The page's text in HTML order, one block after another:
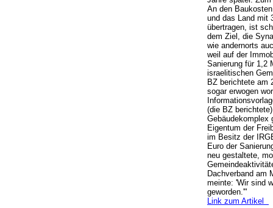
An den
und das Land mit
übertragen, ist
dem Ziel, die
wie andernorts
weil auf der
Sanierung für 1,2
israelitischen
BZ berichtete am
sogar erwogen
(die BZ
Gebäudekomplex
Eigentum der
im Besitz der
Euro der
neu gestaltete,
Dachverband am
meinte: 'Wir sind
geworden.'"
Link zum Artikel